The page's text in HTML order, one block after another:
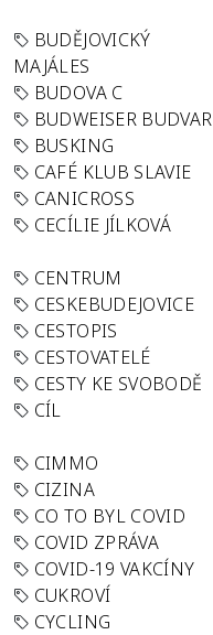
BUDĚJOVICKÝ
MAJÁLES
BUDOVA C
BUDWEISER BUDVAR
BUSKING
CAFÉ KLUB SLAVIE
CANICROSS
CECÍLIE JÍLKOVÁ
CENTRUM
CESKEBUDEJOVICE
CESTOPIS
CESTOVATELÉ
CESTY KE SVOBODĚ
CÍL
CIMMO
CIZINA
CO TO BYL COVID
COVID ZPRÁVA
COVID-19 VAKCÍNY
CUKROVÍ
CYCLING